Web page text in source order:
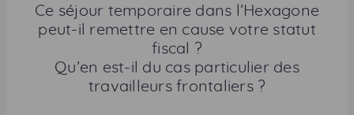
e
r
c
e
t
Ce séjour temporaire dans l’Hexagone
peut-il remettre en cause votre statut
fiscal ?
Qu’en est-il du cas particulier des
travailleurs frontaliers ?